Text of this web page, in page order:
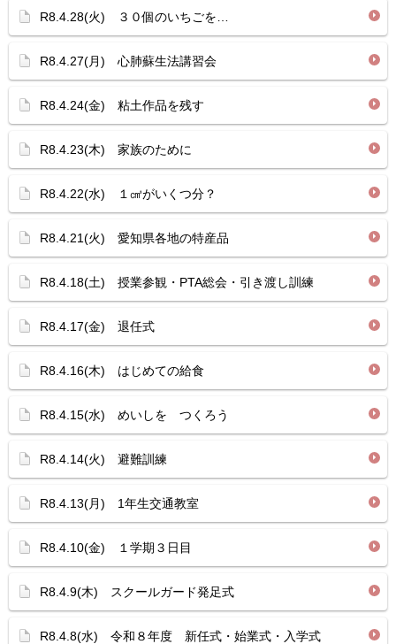
R8.4.28(火) ３０個のいちごを…
R8.4.27(月) 心肺蘇生法講習会
R8.4.24(金) 粘土作品を残す
R8.4.23(木) 家族のために
R8.4.22(水) １㎤がいくつ分？
R8.4.21(火) 愛知県各地の特産品
R8.4.18(土) 授業参観・PTA総会・引き渡し訓練
R8.4.17(金) 退任式
R8.4.16(木) はじめての給食
R8.4.15(水) めいしを つくろう
R8.4.14(火) 避難訓練
R8.4.13(月) 1年生交通教室
R8.4.10(金) １学期３日目
R8.4.9(木) スクールガード発足式
R8.4.8(水) 令和８年度 新任式・始業式・入学式